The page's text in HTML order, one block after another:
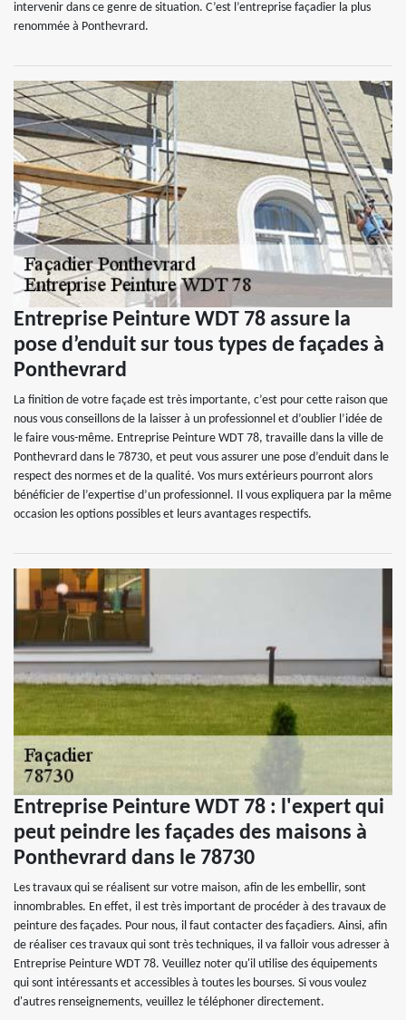
intervenir dans ce genre de situation. C’est l’entreprise façadier la plus
renommée à Ponthevrard.
Entreprise Peinture WDT 78 assure la
pose d’enduit sur tous types de façades à
Ponthevrard
La finition de votre façade est très importante, c’est pour cette raison que
nous vous conseillons de la laisser à un professionnel et d’oublier l’idée de
le faire vous-même. Entreprise Peinture WDT 78, travaille dans la ville de
Ponthevrard dans le 78730, et peut vous assurer une pose d’enduit dans le
respect des normes et de la qualité. Vos murs extérieurs pourront alors
bénéficier de l’expertise d’un professionnel. Il vous expliquera par la même
occasion les options possibles et leurs avantages respectifs.
Entreprise Peinture WDT 78 : l'expert qui
peut peindre les façades des maisons à
Ponthevrard dans le 78730
Les travaux qui se réalisent sur votre maison, afin de les embellir, sont
innombrables. En effet, il est très important de procéder à des travaux de
peinture des façades. Pour nous, il faut contacter des façadiers. Ainsi, afin
de réaliser ces travaux qui sont très techniques, il va falloir vous adresser à
Entreprise Peinture WDT 78. Veuillez noter qu'il utilise des équipements
qui sont intéressants et accessibles à toutes les bourses. Si vous voulez
d'autres renseignements, veuillez le téléphoner directement.